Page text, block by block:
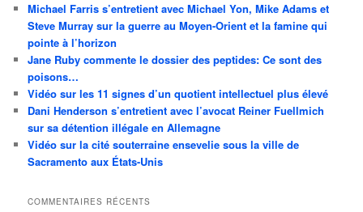
Michael Farris s’entretient avec Michael Yon, Mike Adams et
Steve Murray sur la guerre au Moyen-Orient et la famine qui
pointe à l’horizon
Jane Ruby commente le dossier des peptides: Ce sont des
poisons…
Vidéo sur les 11 signes d’un quotient intellectuel plus élevé
Dani Henderson s’entretient avec l’avocat Reiner Fuellmich
sur sa détention illégale en Allemagne
Vidéo sur la cité souterraine ensevelie sous la ville de
Sacramento aux États-Unis
COMMENTAIRES RÉCENTS